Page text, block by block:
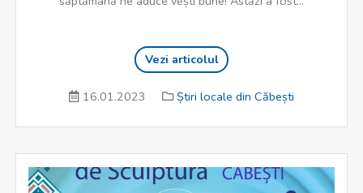
Vezi articolul
16.01.2023 Știri locale din Căbești